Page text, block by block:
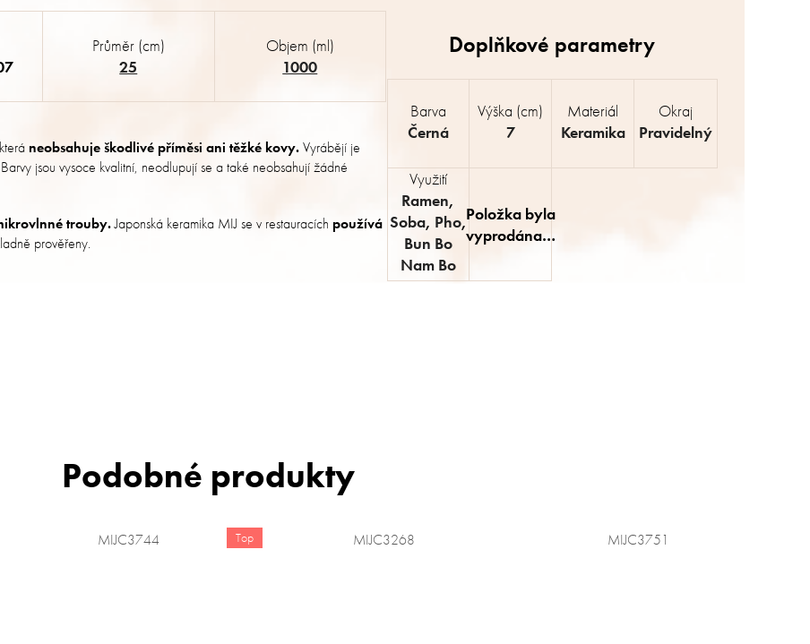
neobsahuje škodlivé příměsi ani těžké kovy.Vyrábějí je
jsou vysoce kvalitní, neodlupují se a také neobsahují žádné
trouby.Japonská keramika MIJ se v restauracích používá
prověřeny.
Průměr (cm)
25
Objem (ml)
1000
Barva
Černá
Výška (cm)
7
Materiál
Keramika
Okraj
Pravidelný
Využití
Ramen,
Soba, Pho,
Bun Bo
Nam Bo
Položka byla
vyprodána…
MIJC3744 Top MIJC3268 MIJC3751